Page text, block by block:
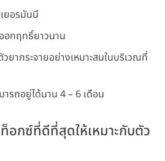
ยอรมันนี
อกฤทธิ์ยาวนาน
ยากระจายอย่างเหมาะสมในบริเวณที่
ารถอยู่ได้นาน 4 – 6 เดือน
อกซ์ที่ดีที่สุดให้เหมาะกับตัว